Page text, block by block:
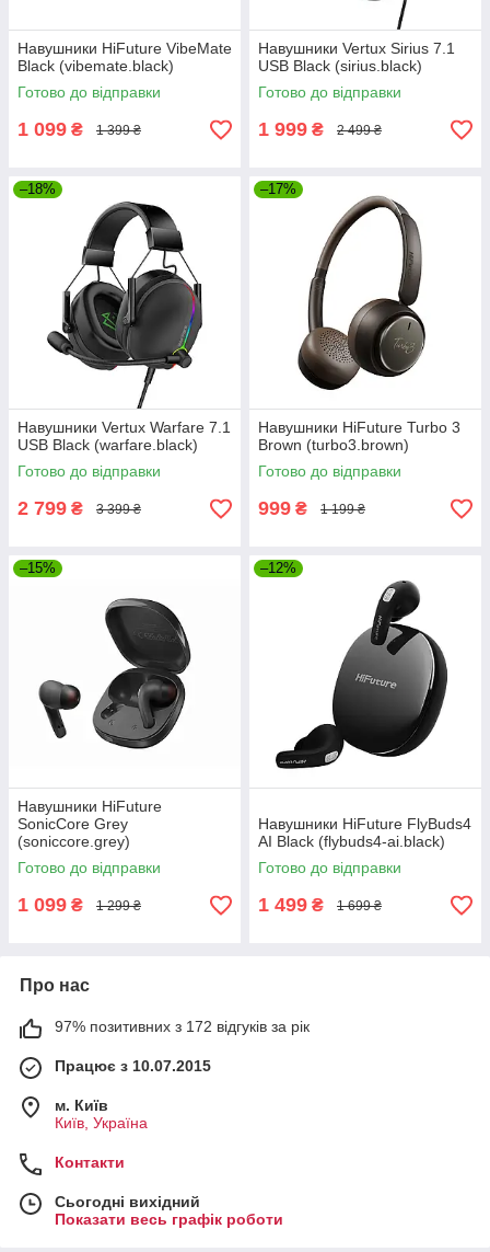
Навушники HiFuture VibeMate
Black (vibemate.black)
Готово до відправки
1 099 ₴ 1 399 ₴
Навушники Vertux Sirius 7.1
USB Black (sirius.black)
Готово до відправки
1 999 ₴ 2 499 ₴
–18%
Навушники Vertux Warfare 7.1
USB Black (warfare.black)
Готово до відправки
2 799 ₴ 3 399 ₴
–17%
Навушники HiFuture Turbo 3
Brown (turbo3.brown)
Готово до відправки
999 ₴ 1 199 ₴
–15%
Навушники HiFuture
SonicCore Grey
(soniccore.grey)
Готово до відправки
1 099 ₴ 1 299 ₴
–12%
Навушники HiFuture FlyBuds4
AI Black (flybuds4-ai.black)
Готово до відправки
1 499 ₴ 1 699 ₴
Про нас
97% позитивних з 172 відгуків за рік
Працює з 10.07.2015
м. Київ
Київ, Україна
Контакти
Сьогодні вихідний
Показати весь графік роботи